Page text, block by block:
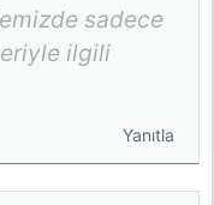
sadece
ilgili
Yanıtla